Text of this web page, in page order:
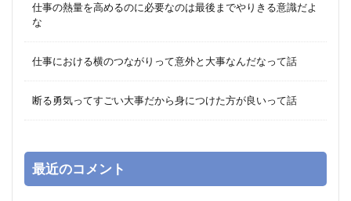
仕事の熱量を高めるのに必要なのは最後までやりきる意識だよ
な
仕事における横のつながりって意外と大事なんだなって話
断る勇気ってすごい大事だから身につけた方が良いって話
最近のコメント